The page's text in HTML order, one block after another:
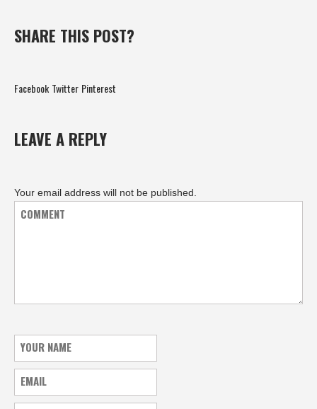
SHARE THIS POST?
Facebook Twitter Pinterest
LEAVE A REPLY
Your email address will not be published.